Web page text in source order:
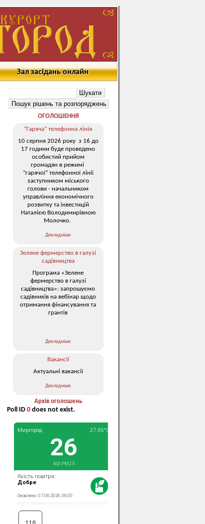
Зал засідань онлайн
ОГОЛОШЕННЯ
“Гаряча” телефонна лінія
10 серпня 2026 року з 16 до
17 години буде проведено
особистий прийом
громадян в режимі
“гарячої” телефонної лінії
заступником міського
голови - начальником
управління економічного
розвитку та інвестицій
Наталією Володимирівною
Молочко.
Докладніше
Зелене фермерство в галузі
садівництва
Програма «Зелене
фермерство в галузі
садівництва»: запрошуємо
садівників на вебінар щодо
отримання фінансування та
грантів
Докладніше
Вакансії
Актуальні вакансії
Докладніше
Архів оголошень
Poll ID 0 does not exist.